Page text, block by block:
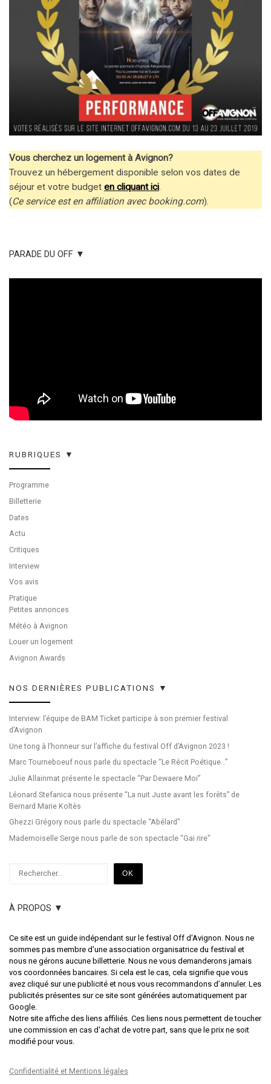
Vous cherchez un logement à Avignon?
Trouvez un hébergement disponible selon vos dates de
séjour et votre budget en cliquant ici.
(Ce service est en affiliation avec booking.com).
PARADE DU OFF ▼
RUBRIQUES ▼
Programme
Billetterie
Dates
Actu
Critiques
Interview
Vos avis
Pratique
Petites annonces
Météo à Avignon
Louer un logement
Avignon Awards
NOS DERNIÈRES PUBLICATIONS ▼
Interview: l’équipe de BAM Ticket participe à son premier festival
d’Avignon
Une tong à l’honneur sur l’affiche du festival Off d’Avignon 2023 !
Marc Tourneboeuf nous parle du spectacle “Le Récit Poétique…”
Julie Allainmat présente le spectacle “Par Dewaere Moi”
Léonard Stefanica nous présente “La nuit Juste avant les forêts” de
Bernard Marie Koltès
Ghezzi Grégory nous parle du spectacle “Abélard”
Mademoiselle Serge nous parle de son spectacle “Gai rire”
OK
À PROPOS ▼
Ce site est un guide indépendant sur le festival Off d'Avignon. Nous ne
sommes pas membre d’une association organisatrice du festival et
nous ne gérons aucune billetterie. Nous ne vous demanderons jamais
vos coordonnées bancaires. Si cela est le cas, cela signifie que vous
avez cliqué sur une publicité et nous vous recommandons d’annuler. Les
publicités présentes sur ce site sont générées automatiquement par
Google.
Notre site affiche des liens affiliés. Ces liens nous permettent de toucher
une commission en cas d'achat de votre part, sans que le prix ne soit
modifié pour vous.
Confidentialité et Mentions légales